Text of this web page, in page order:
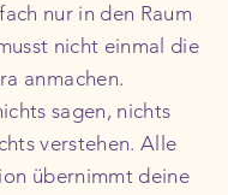
nur in den Raum
nicht einmal die
anmachen.
sagen, nichts
verstehen. Alle
übernimmt deine